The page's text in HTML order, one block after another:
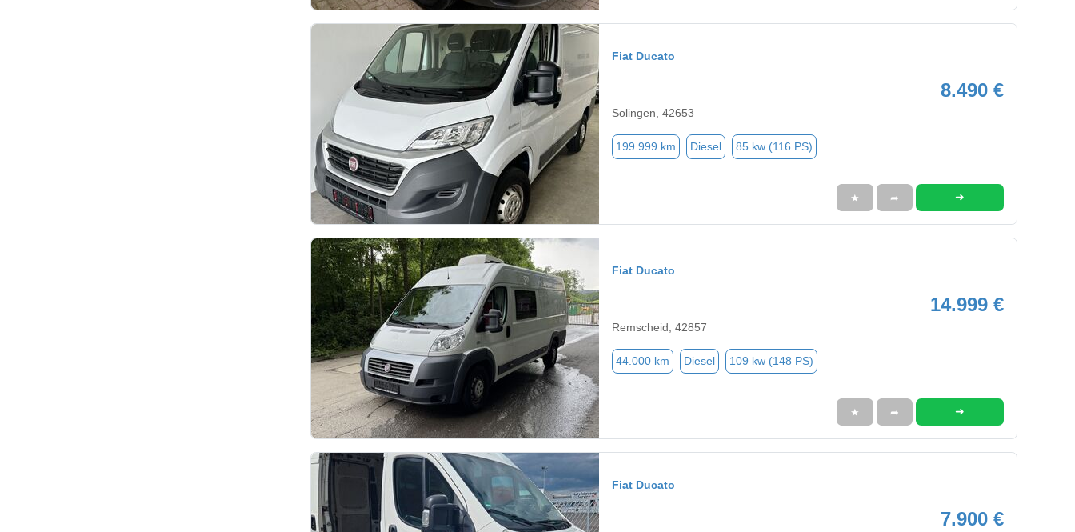
Fiat Ducato
8.490 €
Solingen, 42653
199.999 km Diesel 85 kw (116 PS)
★ ➦ ➜
Fiat Ducato
14.999 €
Remscheid, 42857
44.000 km Diesel 109 kw (148 PS)
★ ➦ ➜
Fiat Ducato
7.900 €